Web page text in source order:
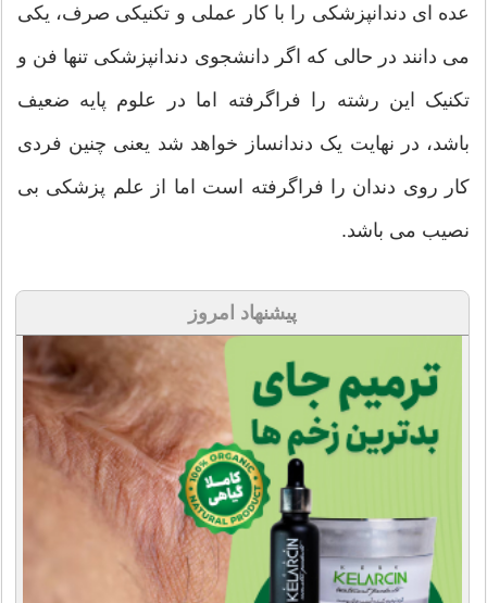
عده ای دندانپزشکی را با کار عملی و تکنیکی صرف، یکی
می دانند در حالی که اگر دانشجوی دندانپزشکی تنها فن و
تکنیک این رشته را فراگرفته اما در علوم پایه ضعیف
باشد، در نهایت یک دندانساز خواهد شد یعنی چنین فردی
کار روی دندان را فراگرفته است اما از علم پزشکی بی
نصیب می باشد.
پیشنهاد امروز